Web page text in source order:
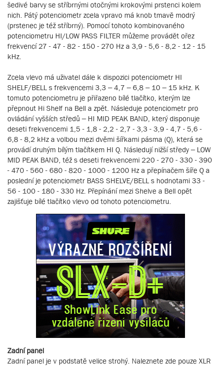
šedivé barvy se stříbrnými otočnými krokovými prstenci kolem
nich. Pátý potenciometr zcela vpravo má knob tmavě modrý
(prstenec je též stříbrný). Pomocí tohoto kombinovaného
potenciometru HI/LOW PASS FILTER můžeme provádět ořez
frekvencí 27 - 47 - 82 - 150 - 270 Hz a 3,9 - 5,6 - 8,2 - 12 - 15
kHz.
Zcela vlevo má uživatel dále k dispozici potenciometr HI
SHELF/BELL s frekvencemi 3,3 – 4,7 – 6,8 – 10 – 15 kHz. K
tomuto potenciometru je přiřazeno bílé tlačítko, kterým lze
přepnout Hi Shelf na Bell a zpět. Následuje potenciometr pro
ovládání vyšších středů – HI MID PEAK BAND, který disponuje
deseti frekvencemi 1,5 - 1,8 - 2,2 - 2,7 - 3,3 - 3,9 - 4,7 - 5,6 -
6,8 - 8,2 kHz a volbou mezi dvěmi šířkami pásma (Q), která se
provádí druhým bílým tlačítkem HI Q. Následují nižší středy – LOW
MID PEAK BAND, též s deseti frekvencemi 220 - 270 - 330 - 390
- 470 - 560 - 680 - 820 - 1000 - 1200 Hz a přepínačem šíře Q a
poslední je potenciometr BASS SHELVE/BELL s hodnotami 33 -
56 - 100 - 180 - 330 Hz. Přepínání mezi Shelve a Bell opět
zajišťuje bílé tlačítko vlevo od tohoto potenciometru.
Zadní panel
Zadní panel je v podstatě velice strohý. Naleznete zde pouze XLR